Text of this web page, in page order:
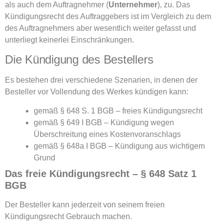
als auch dem Auftragnehmer (Unternehmer), zu. Das
Kündigungsrecht des Auftraggebers ist im Vergleich zu dem
des Auftragnehmers aber wesentlich weiter gefasst und
unterliegt keinerlei Einschränkungen.
Die Kündigung des Bestellers
Es bestehen drei verschiedene Szenarien, in denen der
Besteller vor Vollendung des Werkes kündigen kann:
gemäß § 648 S. 1 BGB – freies Kündigungsrecht
gemäß § 649 I BGB – Kündigung wegen
Überschreitung eines Kostenvoranschlags
gemäß § 648a I BGB – Kündigung aus wichtigem
Grund
Das freie Kündigungsrecht – § 648 Satz 1
BGB
Der Besteller kann jederzeit von seinem freien
Kündigungsrecht Gebrauch machen.